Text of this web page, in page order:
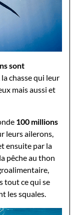
sont
la chasse qui leur
mais aussi et
100 millions
leurs ailerons,
ensuite par la
pêche au thon
tout ce qui se
les squales.